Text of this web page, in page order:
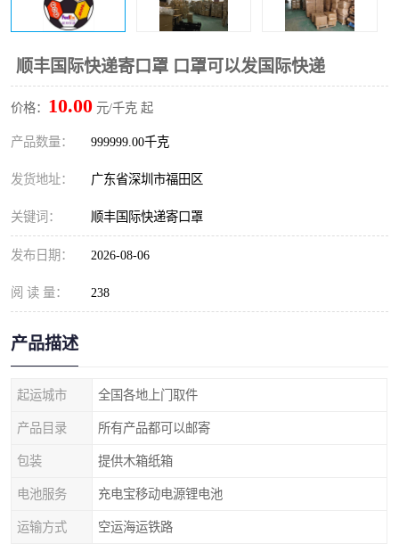
顺丰国际快递寄口罩 口罩可以发国际快递
价格： 10.00 元/千克 起
产品数量： 999999.00千克
发货地址： 广东省深圳市福田区
关键词： 顺丰国际快递寄口罩
发布日期： 2026-08-06
阅 读 量： 238
产品描述
起运城市 全国各地上门取件
产品目录 所有产品都可以邮寄
包装 提供木箱纸箱
电池服务 充电宝移动电源锂电池
运输方式 空运海运铁路